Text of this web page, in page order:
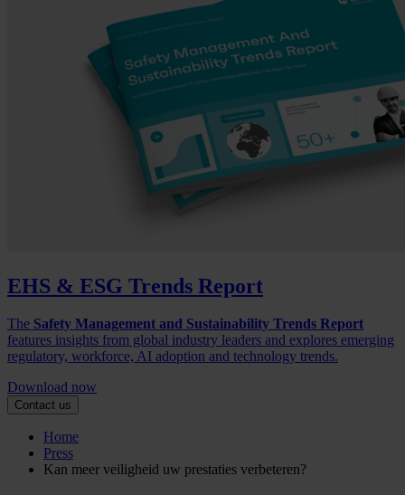
EHS & ESG Trends Report
The Safety Management and Sustainability Trends Report
features insights from global industry leaders and explores emerging
regulatory, workforce, AI adoption and technology trends.
Download now
Contact us
Home
Press
Kan meer veiligheid uw prestaties verbeteren?